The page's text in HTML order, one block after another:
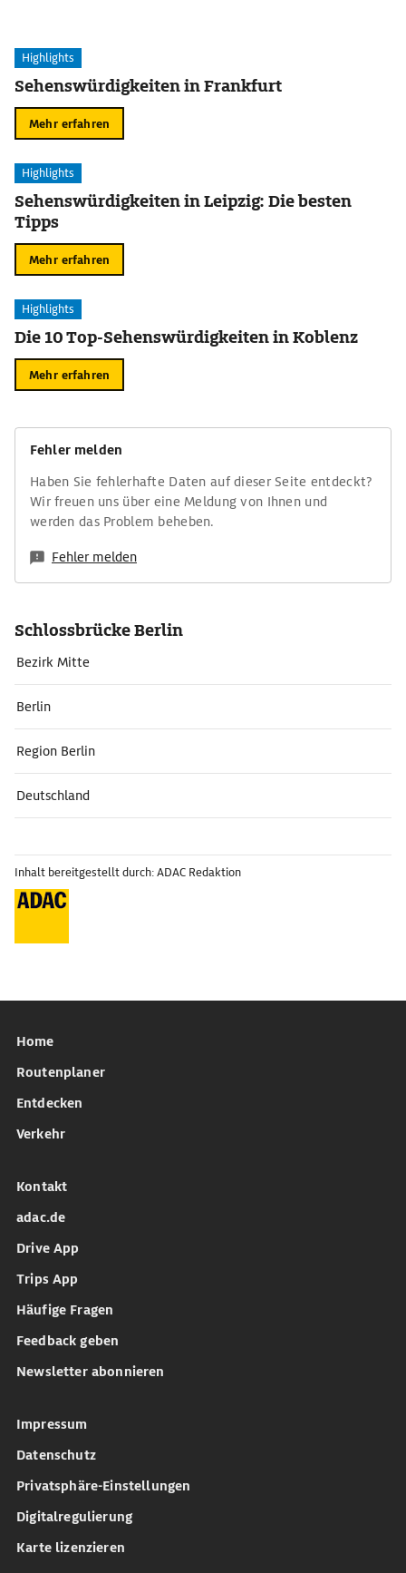
Highlights
Sehenswürdigkeiten in Frankfurt
Mehr erfahren
Highlights
Sehenswürdigkeiten in Leipzig: Die besten
Tipps
Mehr erfahren
Highlights
Die 10 Top-Sehenswürdigkeiten in Koblenz
Mehr erfahren
Fehler melden
Haben Sie fehlerhafte Daten auf dieser Seite entdeckt?
Wir freuen uns über eine Meldung von Ihnen und
werden das Problem beheben.
Fehler melden
Schlossbrücke Berlin
Bezirk Mitte
Berlin
Region Berlin
Deutschland
Inhalt bereitgestellt durch: ADAC Redaktion
Home
Routenplaner
Entdecken
Verkehr
Kontakt
adac.de
Drive App
Trips App
Häufige Fragen
Feedback geben
Newsletter abonnieren
Impressum
Datenschutz
Privatsphäre-Einstellungen
Digitalregulierung
Karte lizenzieren